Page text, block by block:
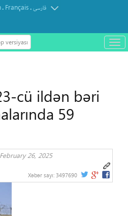
. Français.فارسی
versiyası
باز
و
cü ildən bəri
59
26, 2025
Xəbər sayı: 3497690